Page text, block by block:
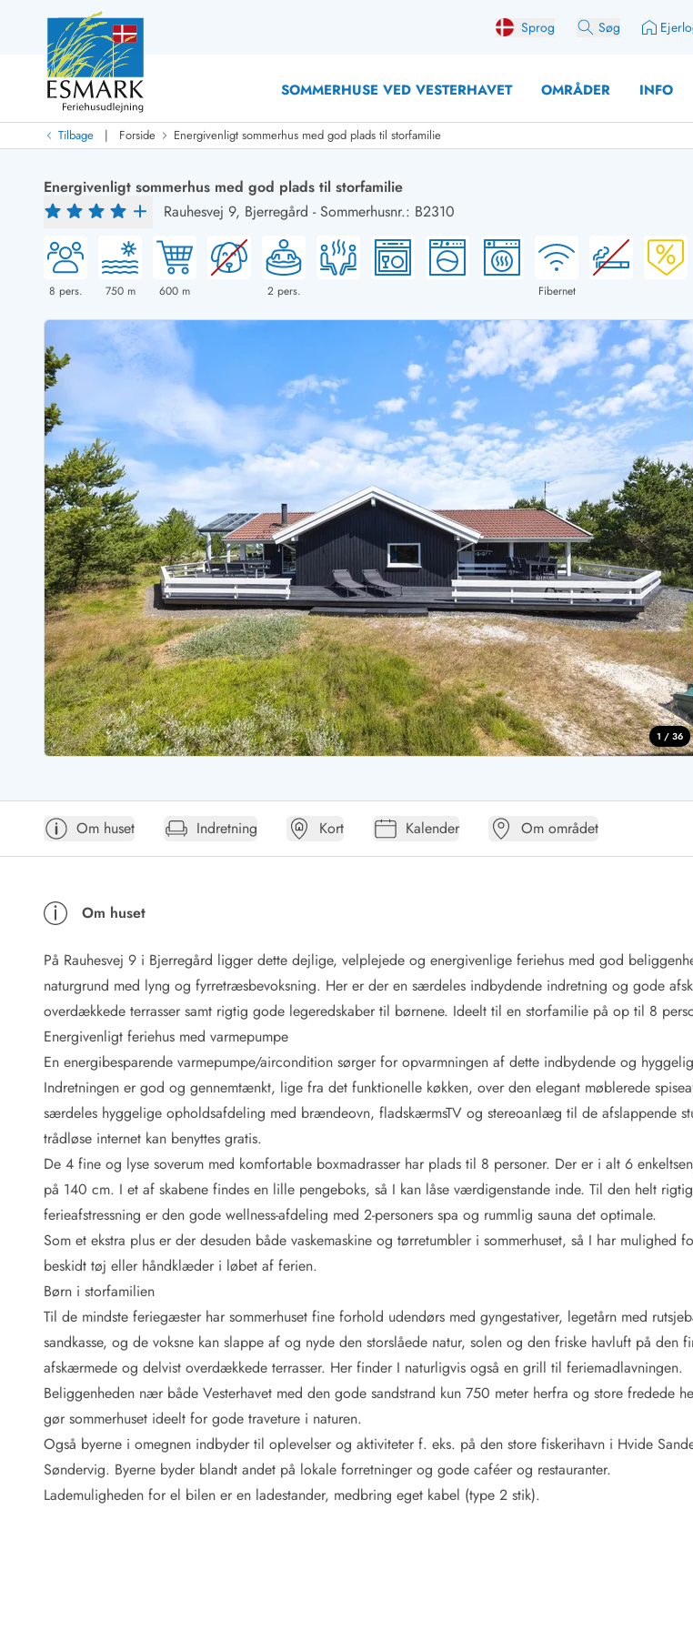
Sprog Søg
SOMMERHUSE VED VESTERHAVET OMRÅDER INFO
Last Minute
Last minute
Nyheder
Nyheder hos Esmark Med swimmingpool Sommerhuse med hund
Nyrenoverede sommerhuse
Sommerhuse med slutrengøring inklusive
Sommerhuse tæt ved vandet
Nybyggede sommerhuse
Sommerhuse med sauna
Røgfrie/ikke-ryger sommerhuse
Sommerhuse med udsigt
Sommerhuse med spa
Sommerhuse med fredagsskift
Sommerhuse med lørdagsskift
Sommerhuse med søndagsskift
Sommerhuse med plads til fangsten
Feriehuse med brændeovn
Sommerhuse med ydersæsonrabat
Sommerhuse for 2 personer
Sommerhuse for 4 Personer
Sommerhuse for 6 Personer
Sommerhuse for 8 Personer
Sommerhuse i Bjerregård Sommerhuse i Blåvand Sommerhuse i Hvide SandeSommerhuse i Søndervig
Sommerhuse i Årgab
Sommerhuse i Arrild
Sommerhuse i Bjerregård
Sommerhuse i Blåvand
Sommerhuse i Bork Havn
Sommerhuse i Fjand
Sommerhuse på Fanø
Sommerhuse i Grærup Strand
Sommerhuse i Haurvig
Sommerhuse i Henne Strand
Sommerhuse i Ho
Sommerhuse i Houstrup
Sommerhuse i Houvig
Sommerhus på Holmsland Klit
Sommerhuse på Holmsland
Sommerhuse i Hvide Sande
Sommerhuse i Jegum
Sommerhuse i Klegod
Esmark RejsecurityEsmark KidsVIPEsmark VIP partnerfordeleFordele hos os
Sommerhus ABC
Forbrugsafregning (Strøm, vand...)
Lån og lej
Rengøring
Gavekort
Book tidligt
Lejebetingelser
Vejret i Danmark
Sæsontider
Baderegler
Naturbeskyttelse
Webcam
Fotokonkurrence
Fordele hos os
Esmark Rejsecurity
Esmark KidsVIP
Esmark VIP: Fordele og rabataftaler
Prisgaranti
Ingen depositum
Gæsteanmeldelser
Gratis WiFi i ferieområdet
We love people!
Fritidsaktiviteter
Esmark VIP partnerfordele
Tilbage | Forside Energivenligt sommerhus med god plads til storfamilie
Energivenligt sommerhus med god plads til storfamilie
Rauhesvej 9, Bjerregård -Sommerhusnr.: B2310
8 pers. 750m 600 m 2pers. Fibernet
1 / 36
Om huset Indretning Kort Kalender Om området
Om huset
På Rauhesvej 9 i Bjerregård ligger dette dejlige, velplejede og energivenlige feriehus med god
naturgrund med lyng og fyrretræsbevoksning. Her er der en særdeles indbydende indretning og gode
overdækkede terrasser samt rigtig gode legeredskaber til børnene. Ideelt til en storfamilie på op til 8
Energivenligt feriehus med varmepumpe
En energibesparende varmepumpe/aircondition sørger for opvarmningen af dette indbydende og
Indretningen er god og gennemtænkt, lige fra det funktionelle køkken, over den elegant møblerede
særdeles hyggelige opholdsafdeling med brændeovn, fladskærmsTV og stereoanlæg til de afslappende
trådløse internet kan benyttes gratis.
De 4 fine og lyse soverum med komfortable boxmadrasser har plads til 8 personer. Der er i alt 6
på 140 cm. I et af skabene findes en lille pengeboks, så I kan låse værdigenstande inde. Til den helt
ferieafstressning er den gode wellness-afdeling med 2-personers spa og rummlig sauna det optimale.
Som et ekstra plus er der desuden både vaskemaskine og tørretumbler i sommerhuset, så I har mulighed
beskidt tøj eller håndklæder i løbet af ferien.
Børn i storfamilien
Til de mindste feriegæster har sommerhuset fine forhold udendørs med gyngestativer, legetårn med
sandkasse, og de voksne kan slappe af og nyde den storslåede natur, solen og den friske havluft på den
afskærmede og delvist overdækkede terrasser. Her finder I naturligvis også en grill til feriemadlavningen.
Beliggenheden nær både Vesterhavet med den gode sandstrand kun 750 meter herfra og store fredede
gør sommerhuset ideelt for gode traveture i naturen.
Også byerne i omegnen indbyder til oplevelser og aktiviteter f. eks. på den store fiskerihavn i Hvide
Søndervig. Byerne byder blandt andet på lokale forretninger og gode caféer og restauranter.
Lademuligheden for el bilen er en ladestander, medbring eget kabel (type 2 stik).